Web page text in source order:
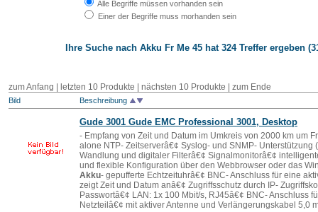
Alle Begriffe müssen vorhanden sein
Einer der Begriffe muss morhanden sein
Ihre Suche nach Akku Fr Me 45 hat 324 Treffer ergeben
zum Anfang letzten 10 Produkte nächsten 10 Produkte zum Ende
Bild Beschreibung
Gude 3001 Gude EMC Professional 3001, Desktop
- Empfang von Zeit und Datum im Umkreis von 2000 km um
alone NTP- Zeitserverâ€¢ Syslog- und SNMP- Unterstützung
Wandlung und digitaler Filterâ€¢ Signalmonitorâ€¢
und flexible Konfiguration über den Webbrowser oder das
Akku- gepufferte Echtzeituhrâ€¢ BNC- Anschluss für eine
zeigt Zeit und Datum anâ€¢ Zugriffsschutz durch IP-
Passwortâ€¢ LAN: 1x 100 Mbit/s, RJ45â€¢ BNC- Anschluss
Netzteilâ€¢ mit aktiver Antenne und Verlängerungskabel 5,0